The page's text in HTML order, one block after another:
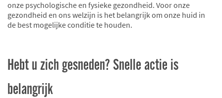
onze psychologische en fysieke gezondheid. Voor onze
gezondheid en ons welzijn is het belangrijk om onze huid in
de best mogelijke conditie te houden.
Hebt u zich gesneden? Snelle actie is
belangrijk